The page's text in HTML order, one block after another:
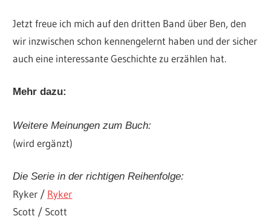
Jetzt freue ich mich auf den dritten Band über Ben, den
wir inzwischen schon kennengelernt haben und der sicher
auch eine interessante Geschichte zu erzählen hat.
Mehr dazu:
Weitere Meinungen zum Buch:
(wird ergänzt)
Die Serie in der richtigen Reihenfolge:
Ryker / Ryker
Scott / Scott